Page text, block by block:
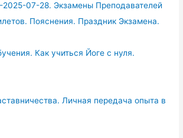
07-28. Экзамены Преподавателей
Пояснения. Праздник Экзамена.
Как учиться Йоге с нуля.
Личная передача опыта в